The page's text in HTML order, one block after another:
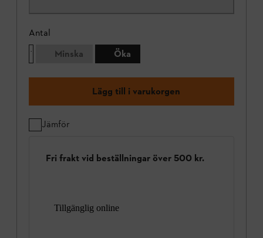
Antal
Minska
Öka
Lägg till i varukorgen
Jämför
Fri frakt vid beställningar över 500 kr.
Tillgänglig online